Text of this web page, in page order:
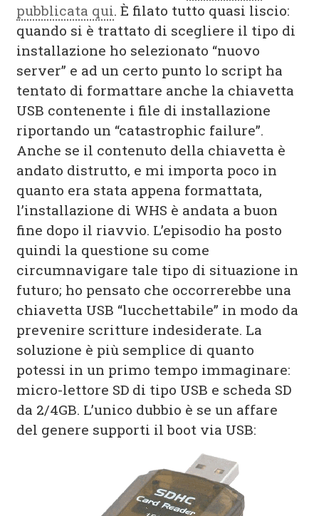
pubblicata qui. È filato tutto quasi liscio:
quando si è trattato di scegliere il tipo di
installazione ho selezionato “nuovo
server” e ad un certo punto lo script ha
tentato di formattare anche la chiavetta
USB contenente i file di installazione
riportando un “catastrophic failure”.
Anche se il contenuto della chiavetta è
andato distrutto, e mi importa poco in
quanto era stata appena formattata,
l’installazione di WHS è andata a buon
fine dopo il riavvio. L’episodio ha posto
quindi la questione su come
circumnavigare tale tipo di situazione in
futuro; ho pensato che occorrerebbe una
chiavetta USB “lucchettabile” in modo da
prevenire scritture indesiderate. La
soluzione è più semplice di quanto
potessi in un primo tempo immaginare:
micro-lettore SD di tipo USB e scheda SD
da 2/4GB. L’unico dubbio è se un affare
del genere supporti il boot via USB: